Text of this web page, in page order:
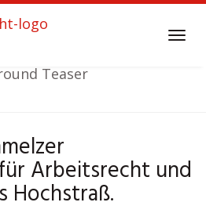
Arbeitsrecht und
Hochstraß.